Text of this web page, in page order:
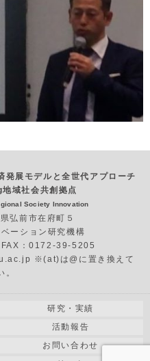
発展モデルと全世代アプローチ
域社会共創拠点
Society Innovation
前市在府町５
ーション研究機構
：0172-39-5205
※(at)は@に置き換えて
。
研究・実績
活動報告
お問い合わせ